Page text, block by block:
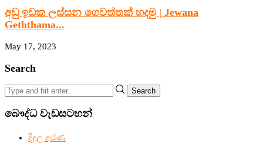
අඩු ඉඩක ලස්සන ගෙවත්තක් හදමු | Jewana
Geththama...
May 17, 2023
Search
Search
බෞද්ධ වැඩසටහන්
දිදුල අරණ